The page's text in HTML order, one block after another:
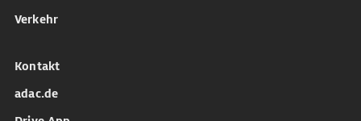
Verkehr
Kontakt
adac.de